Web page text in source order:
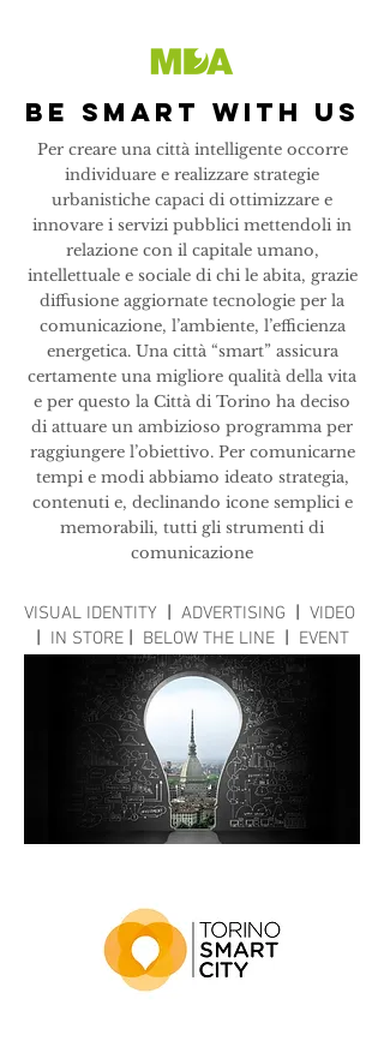
be smart with us
Per creare una città intelligente occorre
individuare e realizzare strategie
urbanistiche capaci di ottimizzare e
innovare i servizi pubblici mettendoli in
relazione con il capitale umano,
intellettuale e sociale di chi le abita, grazie
diffusione aggiornate tecnologie per la
comunicazione, l’ambiente, l’efficienza
energetica. Una città “smart” assicura
certamente una migliore qualità della vita
e per questo la Città di Torino ha deciso
di attuare un ambizioso programma per
raggiungere l’obiettivo. Per comunicarne
tempi e modi abbiamo ideato strategia,
contenuti e, declinando icone semplici e
memorabili, tutti gli strumenti di
comunicazione
VISUAL IDENTITY ADVERTISING
VIDEO
IN STORE| BELOW THE LINE EVENT